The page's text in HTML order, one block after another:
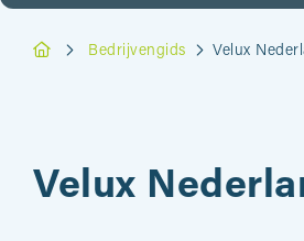
Bedrijvengids Velux
Velux